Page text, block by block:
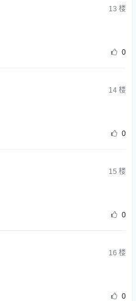
13 楼
0
14楼
0
15 楼
0
16 楼
0